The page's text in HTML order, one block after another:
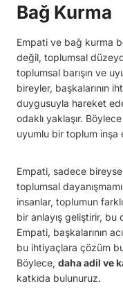
Bağ Kurma
Empati ve bağ kurma
değil, toplumsal
toplumsal barışın ve
bireyler, başkalarının
duygusuyla hareket
odaklı yaklaşır.
uyumlu bir toplum inşa
Empati, sadece
toplumsal
insanlar, toplumun
bir anlayış geliştirir, bu
Empati, başkalarının
bu ihtiyaçlara çözüm
Böylece, daha adil ve
katkıda bulunuruz.